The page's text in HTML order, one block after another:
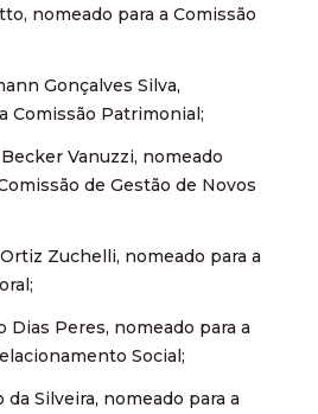
nomeado para a Comissão
Gonçalves Silva,
Comissão Patrimonial;
Vanuzzi, nomeado
de Gestão de Novos
Zuchelli, nomeado para a
Dias Peres, nomeado para a
Social;
da Silveira, nomeado para a